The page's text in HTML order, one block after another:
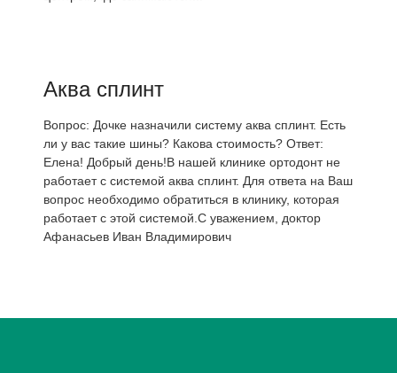
Аква сплинт
Вопрос: Дочке назначили систему аква сплинт. Есть
ли у вас такие шины? Какова стоимость? Ответ:
Елена! Добрый день!В нашей клинике ортодонт не
работает с системой аква сплинт. Для ответа на Ваш
вопрос необходимо обратиться в клинику, которая
работает с этой системой.С уважением, доктор
Афанасьев Иван Владимирович